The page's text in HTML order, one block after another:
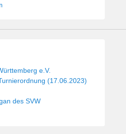
e.V.
(17.06.2023)
des SVW